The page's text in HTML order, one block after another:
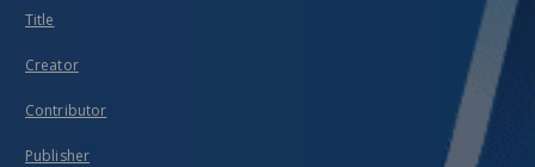
Title
Creator
Contributor
Publisher